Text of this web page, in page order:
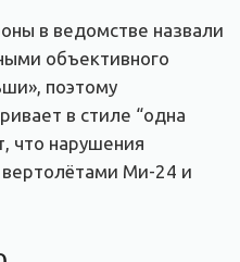
в ведомстве назвали
объективного
поэтому
в стиле “одна
что нарушения
вертолётами Ми-24 и